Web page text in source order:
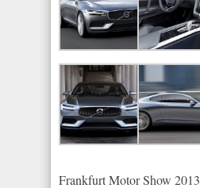
Frankfurt Motor Show 2013